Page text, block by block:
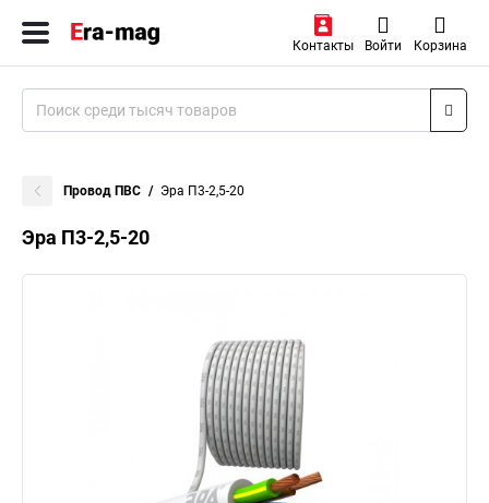
Контакты Войти Корзина
Провод ПВС Эра П3-2,5-20
Эра П3-2,5-20